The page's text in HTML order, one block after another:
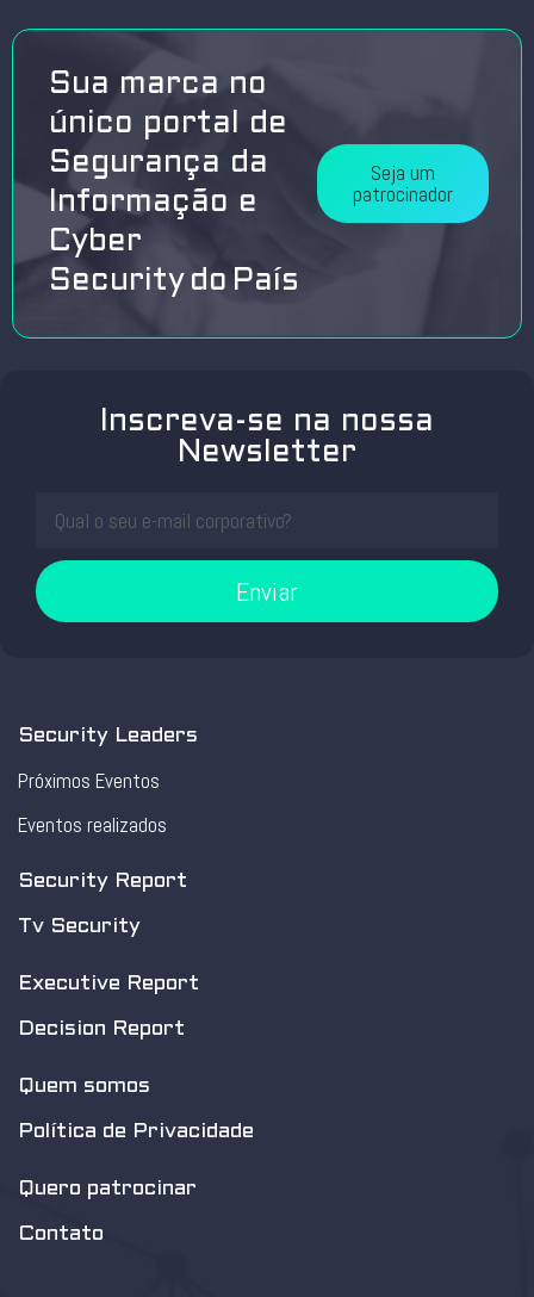
Sua marca no
único portal de
Segurança da
Informação e
Cyber
Security do País
Seja um
patrocinador
Inscreva-se na nossa
Newsletter
Enviar
Security Leaders
Próximos Eventos
Eventos realizados
Security Report
Tv Security
Executive Report
Decision Report
Quem somos
Política de Privacidade
Quero patrocinar
Contato